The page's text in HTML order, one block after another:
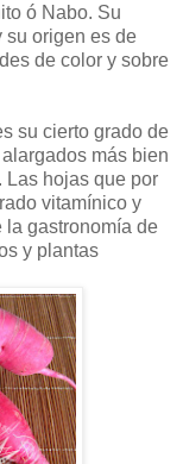
ó Nabo. Su
su origen es de
de color y sobre
su cierto grado de
más bien
Las hojas que por
vitamínico y
la gastronomía de
y plantas